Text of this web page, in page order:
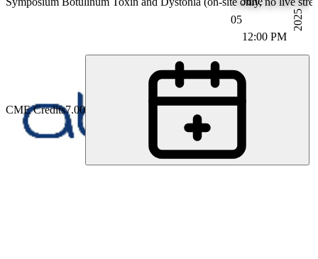
05
12:00 PM
2025
CME Credits7.00